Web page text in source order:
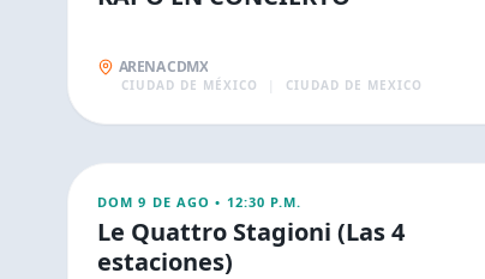
ARENA CDMX
CIUDAD DE MÉXICO CIUDAD DE MEXICO
CONCIERTOS
9
DOM 9 DE AGO • 12:30 P.M.
Le Quattro Stagioni (Las 4
estaciones)